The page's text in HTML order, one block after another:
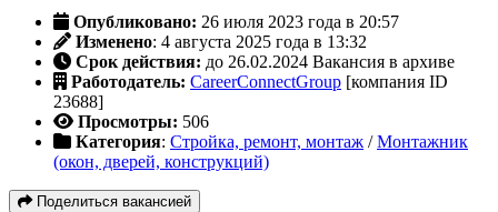
Опубликовано: 26 июля 2023 года в 20:57
Изменено: 4 августа 2025 года в 13:32
Срок действия: до 26.02.2024 Вакансия в архиве
Работодатель: CareerConnectGroup [компания ID
23688]
Просмотры: 506
Категория: Стройка, ремонт, монтаж /Монтажник
(окон, дверей, конструкций)
Поделиться вакансией